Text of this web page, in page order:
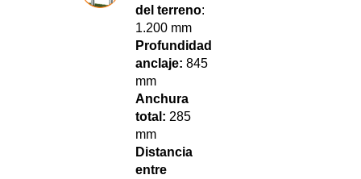
del terreno:
1.200 mm
Profundidad
anclaje: 845
mm
Anchura
total: 285
mm
Distancia
entre